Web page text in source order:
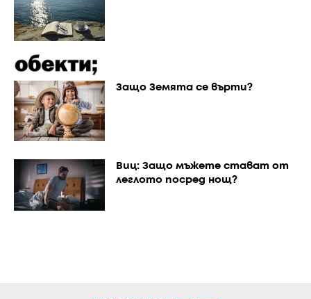
Защо Земята се върти?
Виц: Защо мъжете стават от
леглото посред нощ?